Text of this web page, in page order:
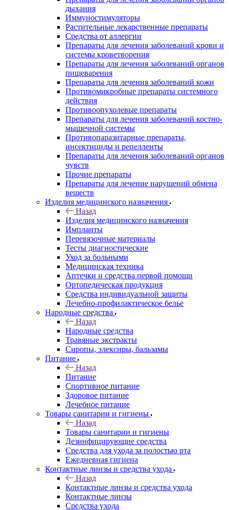
дыхания
Иммуностимуляторы
Растительные лекарственные препараты
Средства от аллергии
Препараты для лечения заболеваний крови и
системы кроветворения
Препараты для лечения заболеваний органов
пищеварения
Препараты для лечения заболеваний кожи
Противомикробные препараты системного
действия
Противоопухолевые препараты
Препараты для лечения заболеваний костно-
мышечной системы
Противопаразитарные препараты,
инсектициды и репелленты
Препараты для лечения заболеваний органов
чувств
Прочие препараты
Препараты для лечение нарушений обмена
веществ
Изделия медицинского назначения
Назад
Изделия медицинского назначения
Импланты
Перевязочные материалы
Тесты диагностические
Уход за больными
Медицинская техника
Аптечки и средства первой помощи
Ортопедическая продукция
Средства индивидуальной защиты
Лечебно-профилактическое белье
Народные средства
Назад
Народные средства
Травяные экстракты
Сиропы, элексиры, бальзамы
Питание
Назад
Питание
Спортивное питание
Здоровое питание
Лечебное питание
Товары санитарии и гигиены
Назад
Товары санитарии и гигиены
Дезинфицирующие средства
Средства для ухода за полостью рта
Ежедневная гигиена
Контактные линзы и средства ухода
Назад
Контактные линзы и средства ухода
Контактные линзы
Средства ухода